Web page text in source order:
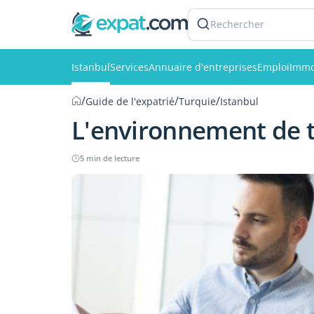
Rechercher
IstanbulServicesAnnuaire d'entreprisesEmploi
/Guide de l'expatrié/Turquie/Istanbul
L'environnement de
5 min de lecture